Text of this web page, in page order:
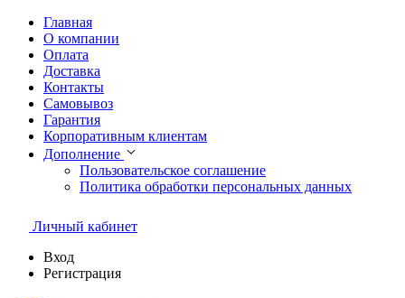
Главная
О компании
Оплата
Доставка
Контакты
Самовывоз
Гарантия
Корпоративным клиентам
Дополнение
Пользовательское соглашение
Политика обработки персональных данных
Личный кабинет
Вход
Регистрация